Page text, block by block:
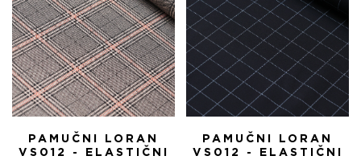
PAMUČNI LORAN
VS012 - ELASTIČNI
PAMUČNI LORAN
VS012 - ELASTIČNI